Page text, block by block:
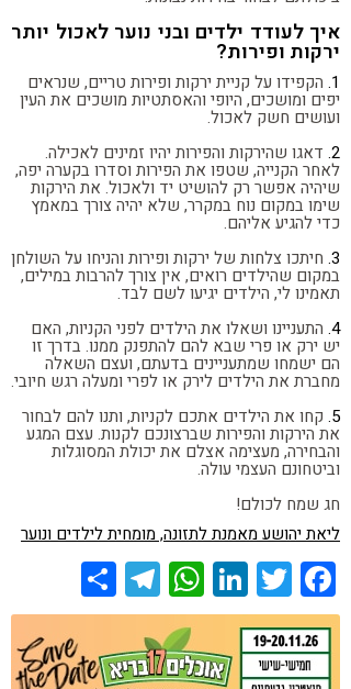
איך לעודד ילדים ובני נוער לאכול יותר
ירקות ופירות?
1. הקפידו על קניית ירקות ופירות טריים, שנראים
יפים ומושכים, היופי והאסתטיות מושכים את העין
ועושים חשק לאכול.
2. דאגו שהירקות והפירות יהיו זמינים לאכילה.
לאחר הקנייה, שטפו את הפירות וסדרו בקערה יפה,
שיהיה אפשר רק להושיט יד ולאכול. את הירקות
שימו במקום נוח במקרר, שלא יהיה צורך במאמץ
כדי להגיע אליהם.
3. חיתכו צלחות של ירקות ופירות והניחו על השולחן
במקום שהילדים רואים, אין צורך להרבות במילים,
תאמינו לי, הילדים יגיעו לשם לבד.
4. התעניינו ושאלו את הילדים לפני הקניות, האם
יש ירק או פרי שבא להם להתפנק ממנו. בדרך זו
הם ישמחו שמתעניינים בדעתם, ועצם השאלה
מחברת את הילדים לירק או לפרי ומעלה רגש חיובי.
5. קחו את הילדים אתכם לקניות, ותנו להם לבחור
את הירקות והפירות שברצונכם לקנות. עצם המגע
והבחירה, מעצימה אצלם את יכולת המסוגלות
וביטחונם העצמי עולה.
חג שמח לכולם!
ליאת יהושע מאמנת לתזונה, מומחית לילדים ונוער
Facebook
Twitter
LinkedIn
WhatsApp
Telegram